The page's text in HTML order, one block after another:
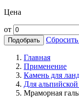
Цена
от
Подобрать
Главная
Применение
Камень для
Для
Мраморная